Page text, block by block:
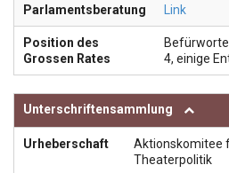
Parlamentsberatung Link
Position des
Grossen Rates
4, einige
Unterschriftensammlung
Urheberschaft
Aktionskomitee
Theaterpolitik